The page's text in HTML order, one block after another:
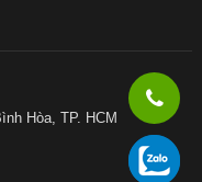
Hòa, TP. HCM